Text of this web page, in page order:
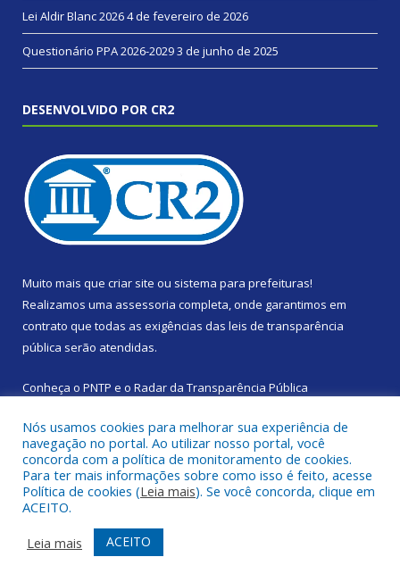
Lei Aldir Blanc 20264 de fevereiro de 2026
Questionário PPA 2026-20293 de junho de 2025
DESENVOLVIDO POR CR2
Muito mais que criar site ou sistema para prefeituras!
Realizamos uma assessoria completa, onde garantimos em
contrato que todas as exigências das leis de transparência
pública serão atendidas.
Conheça o PNTP e o Radar da Transparência Pública
Todos os direitos reservados a Prefeitura Municipal de Santa
Izabel do Pará.
Mapa do Site
Acessar Área Administrativa
Acessar Webmail
Nós usamos cookies para melhorar sua experiência de
navegação no portal. Ao utilizar nosso portal, você
concorda com a política de monitoramento de cookies.
Para ter mais informações sobre como isso é feito, acesse
Política de cookies (Leia mais). Se você concorda, clique em
ACEITO.
Leia mais
ACEITO